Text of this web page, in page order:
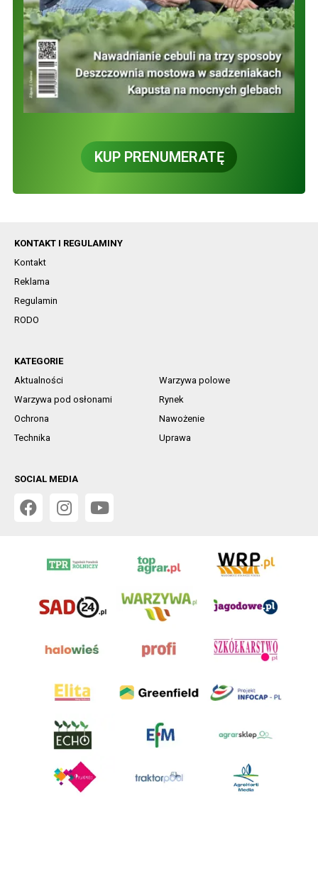
KUP PRENUMERATĘ
KONTAKT I REGULAMINY
Kontakt
Reklama
Regulamin
RODO
KATEGORIE
Aktualności
Warzywa polowe
Warzywa pod osłonami
Rynek
Ochrona
Nawożenie
Technika
Uprawa
SOCIAL MEDIA